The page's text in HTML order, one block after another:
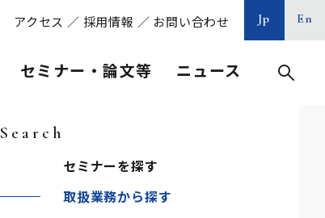
アクセス ／ 採用情報 ／ お問い合わせ Jp En
セミナー・論文等 ニュース
Search
セミナーを探す
取扱業務から探す